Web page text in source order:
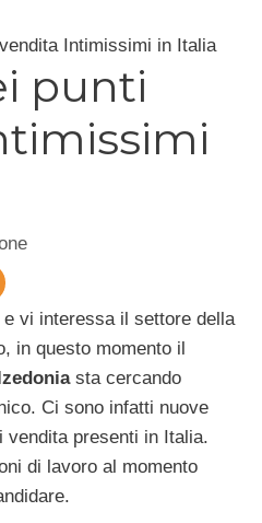
Intimissimi in Italia
punti
vi interessa il settore della
in questo momento il
sta cercando
Ci sono infatti nuove
vendita presenti in Italia.
di lavoro al momento